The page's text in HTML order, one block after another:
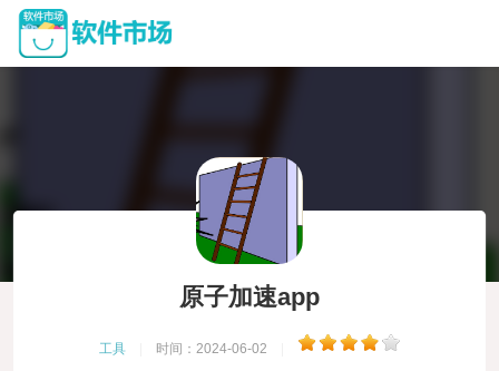
原子加速app
工具 时间：2024-06-02